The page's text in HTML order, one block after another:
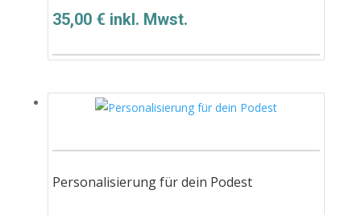
35,00 € inkl. Mwst.
Personalisierung für dein Podest